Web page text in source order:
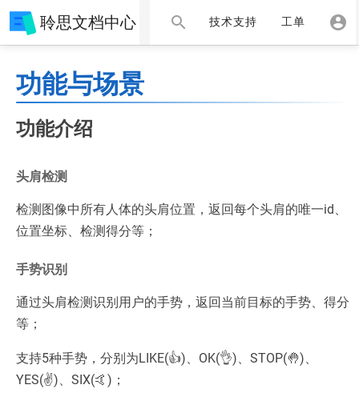
聆思文档中心 技术支持 工单
功能与场景
功能介绍
头肩检测
检测图像中所有人体的头肩位置，返回每个头肩的唯一id、
位置坐标、检测得分等；
手势识别
通过头肩检测识别用户的手势，返回当前目标的手势、得分
等；
支持5种手势，分别为LIKE(👍)、OK(👌)、STOP(🤚)、
YES(✌️)、SIX(🤙)；